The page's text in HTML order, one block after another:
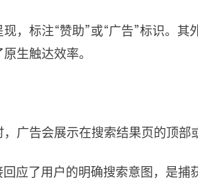
，标注“赞助”或“广告”标识。其
生触达效率。
广告会展示在搜索结果页的顶部
应了用户的明确搜索意图，是捕